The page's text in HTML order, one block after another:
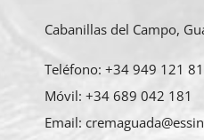
Cabanillas del Campo,
Teléfono: +34 949 121
Móvil: +34 689 042 181
Email: